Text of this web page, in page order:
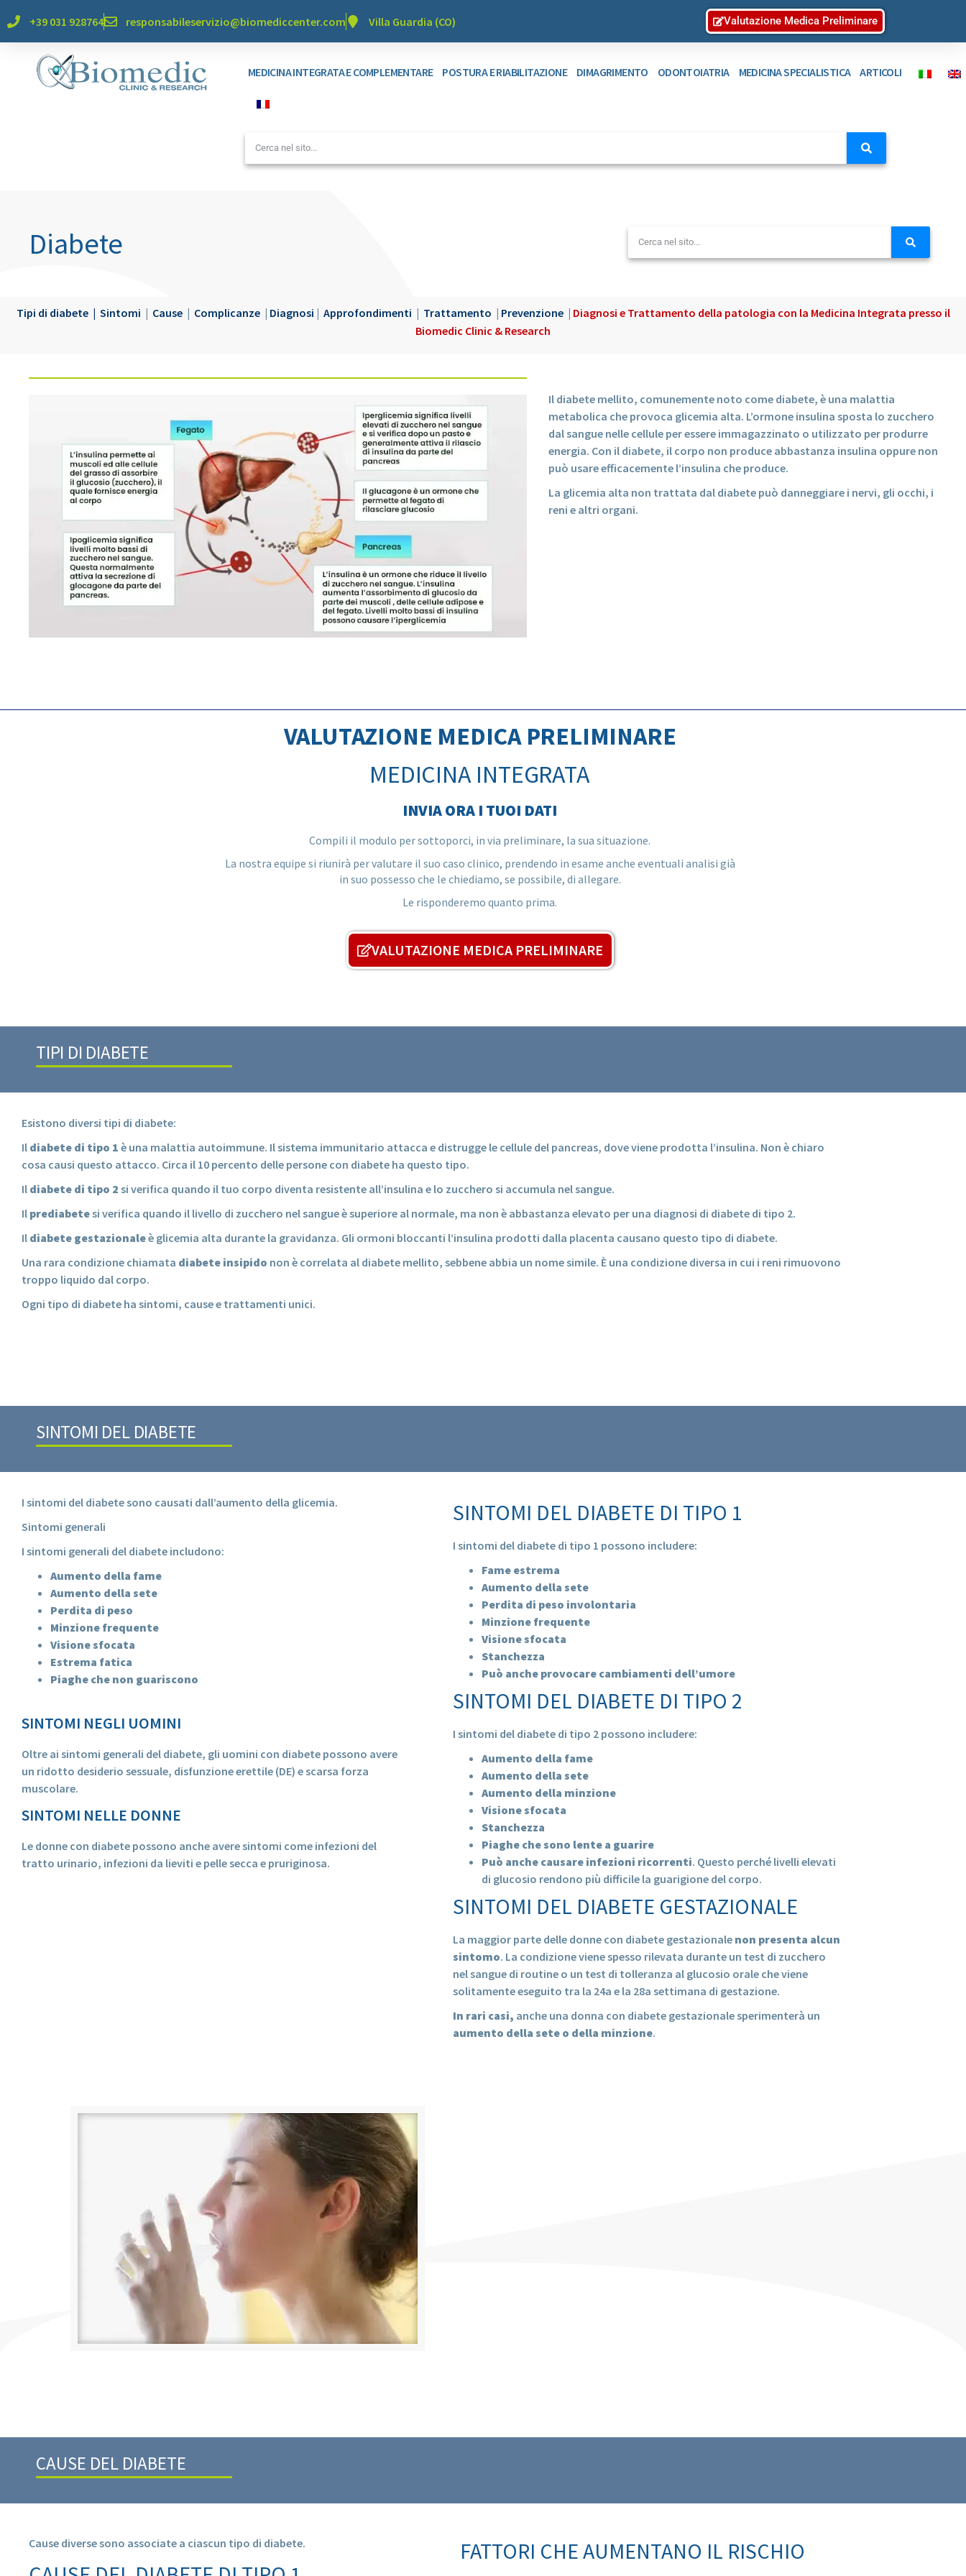
+39 031 928764 responsabileservizio@biomediccenter.com Villa Guardia (CO) Valutazione Medica Preliminare
MEDICINA INTEGRATA E COMPLEMENTARE POSTURA E RIABILITAZIONE DIMAGRIMENTO ODONTOIATRIA MEDICINA SPECIALISTICA ARTICOLI
Diabete
Tipi di diabete| Sintomi | Cause| Complicanze| Diagnosi | Approfondimenti | Trattamento | Prevenzione| Diagnosi e Trattamento della patologia con la Medicina Integrata presso il
Biomedic Clinic & Research
Il diabete mellito, comunemente noto come diabete, è una malattia
metabolica che provoca glicemia alta. L’ormone insulina sposta lo zucchero
dal sangue nelle cellule per essere immagazzinato o utilizzato per produrre
energia. Con il diabete, il corpo non produce abbastanza insulina oppure non
può usare efficacemente l’insulina che produce.
La glicemia alta non trattata dal diabete può danneggiare i nervi, gli occhi, i
reni e altri organi.
VALUTAZIONE MEDICA PRELIMINARE
MEDICINA INTEGRATA
INVIA ORA I TUOI DATI
Compili il modulo per sottoporci, in via preliminare, la sua situazione.
La nostra equipe si riunirà per valutare il suo caso clinico, prendendo in esame anche eventuali analisi già
in suo possesso che le chiediamo, se possibile, di allegare.
Le risponderemo quanto prima.
VALUTAZIONE MEDICA PRELIMINARE
TIPI DI DIABETE
Esistono diversi tipi di diabete:
Il diabete di tipo 1 è una malattia autoimmune. Il sistema immunitario attacca e distrugge le cellule del pancreas, dove viene prodotta l’insulina. Non è chiaro
cosa causi questo attacco. Circa il 10 percento delle persone con diabete ha questo tipo.
Il diabete di tipo 2 si verifica quando il tuo corpo diventa resistente all’insulina e lo zucchero si accumula nel sangue.
Il prediabetesi verifica quando il livello di zucchero nel sangue è superiore al normale, ma non è abbastanza elevato per una diagnosi di diabete di tipo 2.
Il diabete gestazionaleè glicemia alta durante la gravidanza. Gli ormoni bloccanti l’insulina prodotti dalla placenta causano questo tipo di diabete.
Una rara condizione chiamata diabete insipido non è correlata al diabete mellito, sebbene abbia un nome simile. È una condizione diversa in cui i reni rimuovono
troppo liquido dal corpo.
Ogni tipo di diabete ha sintomi, cause e trattamenti unici.
SINTOMI DEL DIABETE
I sintomi del diabete sono causati dall’aumento della glicemia.
Sintomi generali
I sintomi generali del diabete includono:
Aumento della fame
Aumento della sete
Perdita di peso
Minzione frequente
Visione sfocata
Estrema fatica
Piaghe che non guariscono
SINTOMI NEGLI UOMINI
Oltre ai sintomi generali del diabete, gli uomini con diabete possono avere
un ridotto desiderio sessuale, disfunzione erettile (DE) e scarsa forza
muscolare.
SINTOMI NELLE DONNE
Le donne con diabete possono anche avere sintomi come infezioni del
tratto urinario, infezioni da lieviti e pelle secca e pruriginosa.
SINTOMI DEL DIABETE DI TIPO 1
I sintomi del diabete di tipo 1 possono includere:
Fame estrema
Aumento della sete
Perdita di peso involontaria
Minzione frequente
Visione sfocata
Stanchezza
Può anche provocare cambiamenti dell’umore
SINTOMI DEL DIABETE DI TIPO 2
I sintomi del diabete di tipo 2 possono includere:
Aumento della fame
Aumento della sete
Aumento della minzione
Visione sfocata
Stanchezza
Piaghe che sono lente a guarire
Può anche causare infezioni ricorrenti. Questo perché livelli elevati
di glucosio rendono più difficile la guarigione del corpo.
SINTOMI DEL DIABETE GESTAZIONALE
La maggior parte delle donne con diabete gestazionale non presenta alcun
sintomo. La condizione viene spesso rilevata durante un test di zucchero
nel sangue di routine o un test di tolleranza al glucosio orale che viene
solitamente eseguito tra la 24a e la 28a settimana di gestazione.
In rari casi, anche una donna con diabete gestazionale sperimenterà un
aumento della sete o della minzione.
CAUSE DEL DIABETE
Cause diverse sono associate a ciascun tipo di diabete. FATTORI CHE AUMENTANO IL RISCHIO